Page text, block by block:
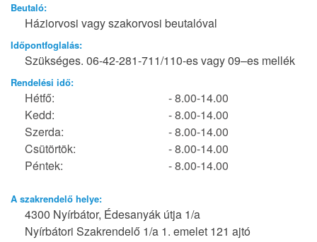
Beutaló:
Háziorvosi vagy szakorvosi beutalóval
Időpontfoglalás:
Szükséges. 06-42-281-711/110-es vagy 09–es mellék
Rendelési idő:
Hétfő:
- 8.00-14.00
Kedd:
- 8.00-14.00
Szerda:
- 8.00-14.00
Csütörtök:
- 8.00-14.00
Péntek:
- 8.00-14.00
A szakrendelő helye:
4300 Nyírbátor, Édesanyák útja 1/a
Nyírbátori Szakrendelő 1/a 1. emelet 121 ajtó